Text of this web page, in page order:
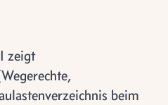
zeigt
beim